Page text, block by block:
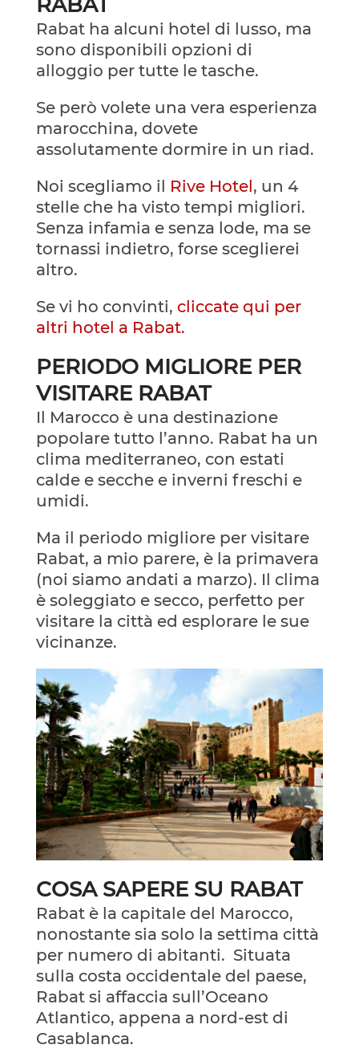
Rabat ha alcuni hotel di lusso, ma
sono disponibili opzioni di
alloggio per tutte le tasche.
Se però volete una vera esperienza
marocchina, dovete
assolutamente dormire in un riad.
Noi scegliamo il Rive Hotel, un 4
stelle che ha visto tempi migliori.
Senza infamia e senza lode, ma se
tornassi indietro, forse sceglierei
altro.
Se vi ho convinti, cliccate qui per
altri hotel a Rabat.
PERIODO MIGLIORE PER
VISITARE RABAT
Il Marocco è una destinazione
popolare tutto l’anno. Rabat ha un
clima mediterraneo, con estati
calde e secche e inverni freschi e
umidi.
Ma il periodo migliore per visitare
Rabat, a mio parere, è la primavera
(noi siamo andati a marzo). Il clima
è soleggiato e secco, perfetto per
visitare la città ed esplorare le sue
vicinanze.
COSA SAPERE SU RABAT
Rabat è la capitale del Marocco,
nonostante sia solo la settima città
per numero di abitanti. Situata
sulla costa occidentale del paese,
Rabat si affaccia sull’Oceano
Atlantico, appena a nord-est di
Casablanca.